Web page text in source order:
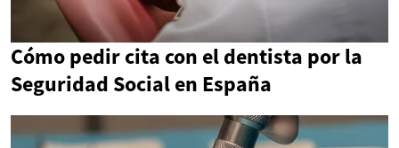
Cómo pedir cita con el dentista por la
Seguridad Social en España